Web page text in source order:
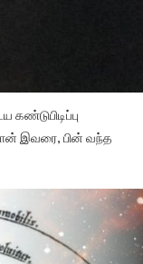
இவரை, பின் வந்த